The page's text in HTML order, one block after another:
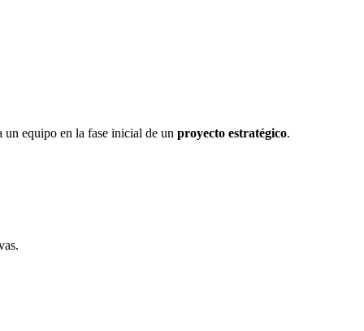
un equipo en la fase inicial de un proyecto estratégico.